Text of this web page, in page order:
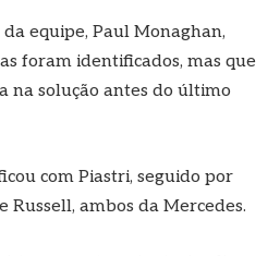
equipe, Paul Monaghan,
foram identificados, mas que
na solução antes do último
com Piastri, seguido por
ambos da Mercedes.